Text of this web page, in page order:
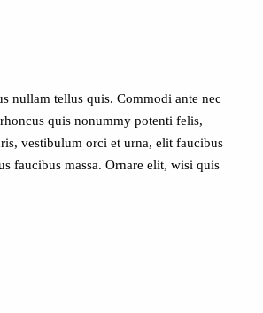
nullam tellus quis. Commodi ante nec
quis nonummy potenti felis,
vestibulum orci et urna, elit faucibus
faucibus massa. Ornare elit, wisi quis